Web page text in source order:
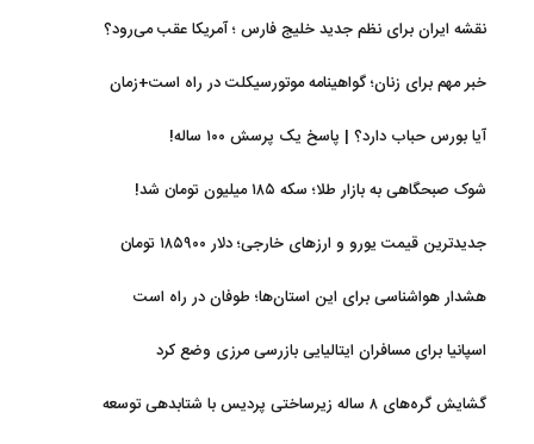
نقشه ایران برای نظم جدید خلیج فارس ؛ آمریکا عقب می‌رود؟
خبر مهم برای زنان؛ گواهینامه موتورسیکلت در راه است+زمان
آیا بورس حباب دارد؟ | پاسخ یک پرسش ۱۰۰ ساله!
شوک صبحگاهی به بازار طلا؛ سکه ۱۸۵ میلیون تومان شد!
جدیدترین قیمت یورو و ارزهای خارجی؛ دلار ۱۸۵۹۰۰ تومان
هشدار هواشناسی برای این استان‌ها؛ طوفان در راه است
اسپانیا برای مسافران ایتالیایی بازرسی مرزی وضع کرد
گشایش گره‌های ۸ ساله زیرساختی پردیس با شتابدهی توسعه